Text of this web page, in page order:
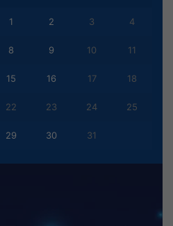
1 2 3 4
8 9 10 11
15 16 17 18
22 23 24 25
29 30 31